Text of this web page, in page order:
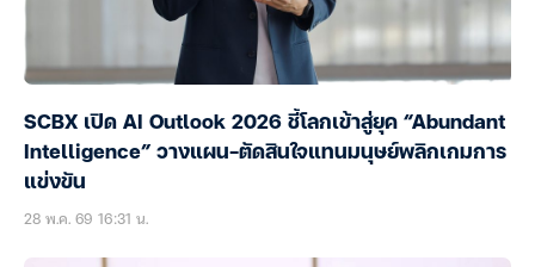
SCBX เปิด AI Outlook 2026 ชี้โลกเข้าสู่ยุค “Abundant
Intelligence” วางแผน-ตัดสินใจแทนมนุษย์พลิกเกมการ
แข่งขัน
28 พ.ค. 69 16:31 น.